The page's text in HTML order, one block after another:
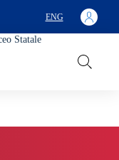
SELECT YOUR
ENG
Statale